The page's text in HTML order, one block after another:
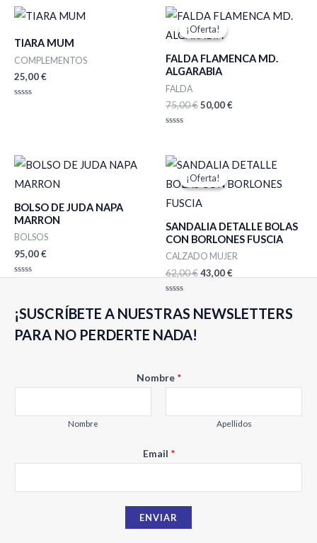
TIARA MUM
COMPLEMENTOS
25,00€
¡Oferta!
¡Oferta!
FALDA FLAMENCA MD.
ALGARABIA
FALDA
75,00€
El
precio
original
75,00 €.
50,00€
El
precio
50,00 €.
de
5
BOLSO DE JUDA NAPA
MARRON
BOLSOS
95,00€
de
5
¡Oferta!
¡Oferta!
SANDALIA DETALLE BOLAS
CON BORLONES FUSCIA
CALZADO MUJER
62,00€
El
precio
original
62,00 €.
43,00€
El
precio
actual
con
0
5
¡SUSCRÍBETE A NUESTRAS NEWSLETTERS
PARA NO PERDERTE NADA!
Nombre *
Nombre Apellidos
o
r
Email *
ENVIAR